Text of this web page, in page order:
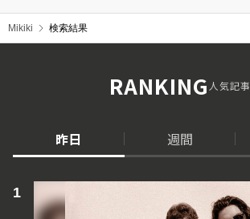
Mikiki 検索結果
RANKING人気記事
昨日 週間